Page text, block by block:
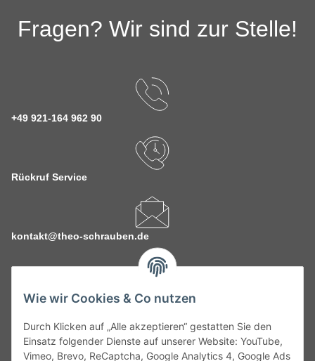
Wie wir Cookies & Co nutzen
Durch Klicken auf „Alle akzeptieren“ gestatten Sie den
Einsatz folgender Dienste auf unserer Website: YouTube,
Vimeo, Brevo, ReCaptcha, Google Analytics 4, Google Ads
Fragen? Wir sind zur Stelle!
+49 921-164 962 90
Rückruf Service
kontakt@theo-schrauben.de
Service